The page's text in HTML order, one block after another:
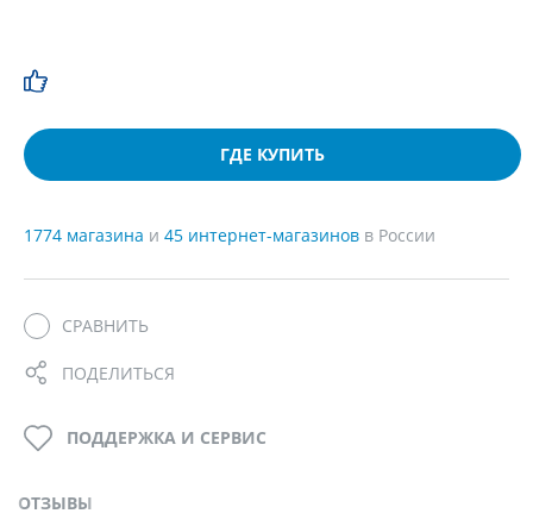
ГДЕ КУПИТЬ
1774 магазина и 45 интернет-магазинов в России
СРАВНИТЬ
ПОДЕЛИТЬСЯ
ОТЗЫВЫ
ПОДДЕРЖКА И СЕРВИС